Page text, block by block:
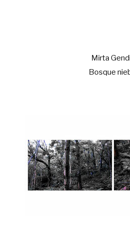
Mirta
Bosque